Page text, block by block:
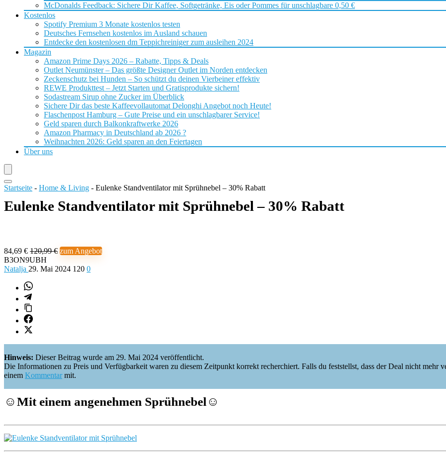
McDonalds Feedback: Sichere Dir Kaffee, Softgetränke, Eis oder Pommes für unschlagbare 0,50 €
Kostenlos
Spotify Premium 3 Monate kostenlos testen
Deutsches Fernsehen kostenlos im Ausland schauen
Entdecke den kostenlosen dm Teppichreiniger zum ausleihen 2024
Magazin
Amazon Prime Days 2026 – Rabatte, Tipps & Deals
Outlet Neumünster – Das größte Designer Outlet im Norden entdecken
Zeckenschutz bei Hunden – So schützt du deinen Vierbeiner effektiv
REWE Produkttest – Jetzt Starten und Gratisprodukte sichern!
Sodastream Sirup ohne Zucker im Überblick
Sichere Dir das beste Kaffeevollautomat Delonghi Angebot noch Heute!
Flaschenpost Hamburg – Gute Preise und ein unschlagbarer Service!
Geld sparen durch Balkonkraftwerke 2026
Amazon Pharmacy in Deutschland ab 2026 ?
Weihnachten 2026: Geld sparen an den Feiertagen
Über uns
Startseite - Home & Living - Eulenke Standventilator mit Sprühnebel – 30% Rabatt
Eulenke Standventilator mit Sprühnebel – 30% Rabatt
84,69 € 120,99 € zum Angebot
B3ON9UBH
Natalja 29. Mai 2024 120 0
Hinweis: Dieser Beitrag wurde am 29. Mai 2024 veröffentlicht.
Die Informationen zu Preis und Verfügbarkeit waren zu diesem Zeitpunkt korrekt recherchiert. Falls du feststellst, dass der Deal nicht mehr
einem Kommentarmit.
☺️Mit einem angenehmen Sprühnebel ☺️